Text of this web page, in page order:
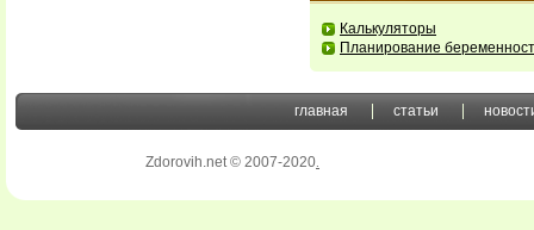
Калькуляторы
Планирование
главная статьи
Zdorovih.net © 2007-2020